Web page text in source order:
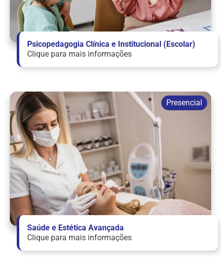
Psicopedagogia Clínica e Institucional (Escolar)
Clique para mais informações
Saúde e Estética Avançada
Clique para mais informações